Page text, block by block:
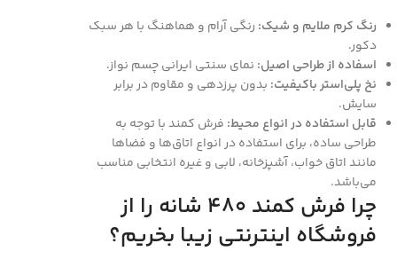
رنگ کرم ملایم و شیک: رنگی آرام و هماهنگ با هر سبک
دکور.
اسفاده از طراحی اصیل: نمای سنتی ایرانی چسم نواز.
نخ پلی‌استر باکیفیت: بدون پرزدهی و مقاوم در برابر
سایش.
قابل استفاده در انواع محیط: فرش کمند با توجه به
طراحی ساده، برای استفاده در انواع اتاق‌ها و فضاها
مانند اتاق خواب، آشپزخانه، لابی و غیره انتخابی مناسب
می‌باشد.
چرا فرش کمند 480 شانه را از
فروشگاه اینترنتی زیبا بخریم؟